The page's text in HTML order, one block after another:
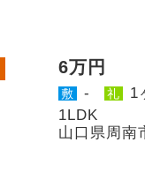
6万円
敷 - 礼
1
1LDK
山口県周南